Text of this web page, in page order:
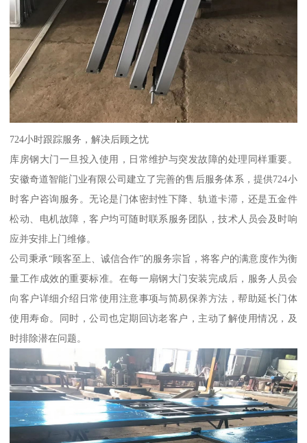
724小时跟踪服务，解决后顾之忧
库房钢大门一旦投入使用，日常维护与突发故障的处理同样重要。
安徽奇道智能门业有限公司建立了完善的售后服务体系，提供724小
时客户咨询服务。无论是门体密封性下降、轨道卡滞，还是五金件
松动、电机故障，客户均可随时联系服务团队，技术人员会及时响
应并安排上门维修。
公司秉承“顾客至上、诚信合作”的服务宗旨，将客户的满意度作为衡
量工作成效的重要标准。在每一扇钢大门安装完成后，服务人员会
向客户详细介绍日常使用注意事项与简易保养方法，帮助延长门体
使用寿命。同时，公司也定期回访老客户，主动了解使用情况，及
时排除潜在问题。